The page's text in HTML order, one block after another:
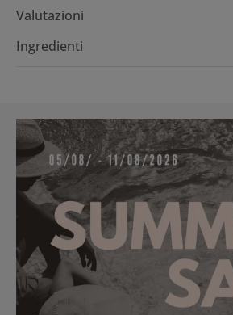
Valutazioni
Ingredienti